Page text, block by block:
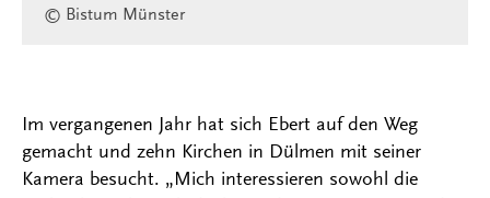
© Bistum Münster
Im vergangenen Jahr hat sich Ebert auf den Weg
gemacht und zehn Kirchen in Dülmen mit seiner
Kamera besucht. „Mich interessieren sowohl die